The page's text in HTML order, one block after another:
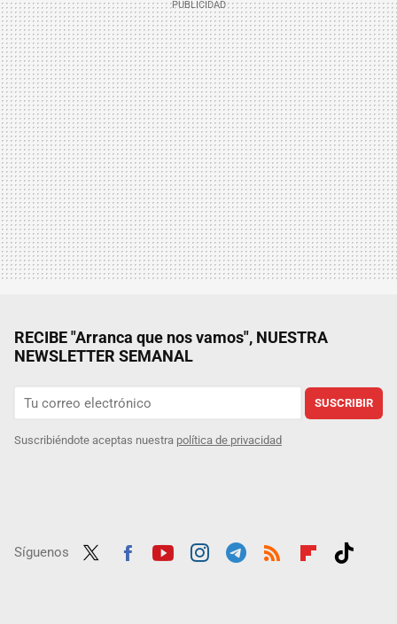
RECIBE "Arranca que nos vamos", NUESTRA
NEWSLETTER SEMANAL
SUSCRIBIR
Suscribiéndote aceptas nuestra política de privacidad
Síguenos